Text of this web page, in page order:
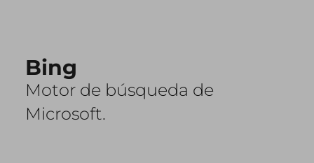
Bing
Motor de búsqueda de
Microsoft.